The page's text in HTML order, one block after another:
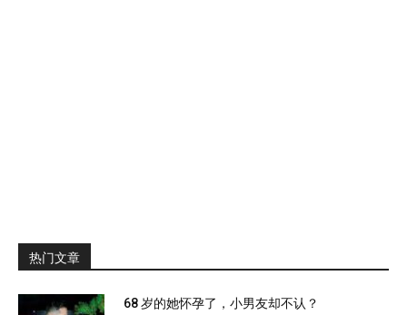
热门文章
68 岁的她怀孕了，小男友却不认？